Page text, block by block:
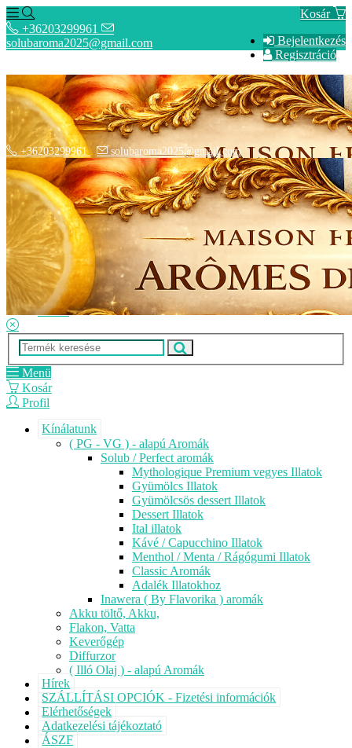
Kosár
Bejelentkezés
Regisztráció
+36203299961
solubaroma2025@gmail.com
Hírek
SZÁLLÍTÁSI OPCIÓK - Fizetési információk
Elérhetőségek
Adatkezelési tájékoztató
ÁSZF
+36203299961 solubaroma2025@gmail.com
Menü
Kosár
Profil
Kínálatunk
( PG - VG ) - alapú Aromák
Solub / Perfect aromák
Mythologique Premium vegyes Illatok
Gyümölcs Illatok
Gyümölcsös dessert Illatok
Dessert Illatok
Ital illatok
Kávé / Capucchino Illatok
Menthol / Menta / Rágógumi Illatok
Classic Aromák
Adalék Illatokhoz
Inawera ( By Flavorika ) aromák
Akku töltő, Akku,
Flakon, Vatta
Keverőgép
Diffurzor
( Illó Olaj ) - alapú Aromák
Hírek
SZÁLLÍTÁSI OPCIÓK - Fizetési információk
Elérhetőségek
Adatkezelési tájékoztató
ÁSZF